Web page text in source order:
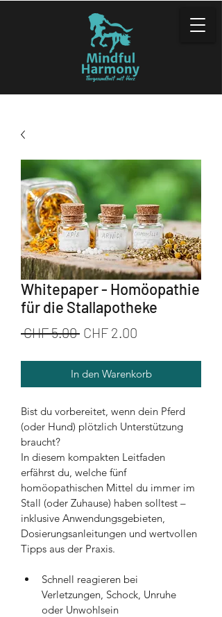
Whitepaper - Homöopathie
für die Stallapotheke
CHF 5.00 Standardpreis
CHF 2.00
In den Warenkorb
Bist du vorbereitet, wenn dein Pferd
(oder Hund) plötzlich Unterstützung
braucht?
In diesem kompakten Leitfaden
erfährst du, welche fünf
homöopathischen Mittel du immer im
Stall (oder Zuhause) haben solltest –
inklusive Anwendungsgebieten,
Dosierungsanleitungen und wertvollen
Tipps aus der Praxis.
Schnell reagieren bei
Verletzungen, Schock, Unruhe
oder Unwohlsein